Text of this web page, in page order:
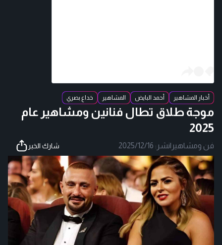
أخبار المشاهير أحمد البايض المشاهير خداع بصري
موجة طلاق تطال فنانين ومشاهير عام
2025
فن ومشاهير |نشر: 2025/12/16 شارك الخبر